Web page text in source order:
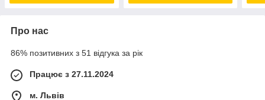
Про нас
86% позитивних з 51 відгука за рік
Працює з 27.11.2024
м. Львів